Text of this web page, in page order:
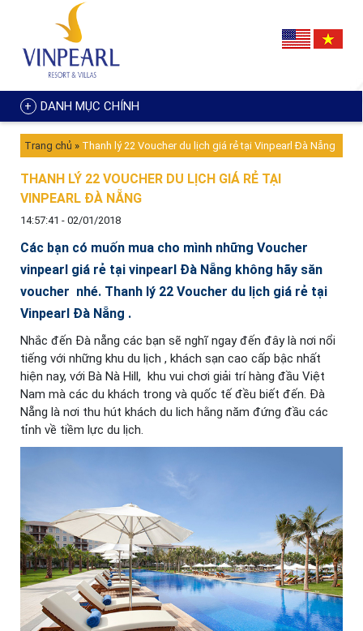
DANH MỤC CHÍNH
Trang chủ » Thanh lý 22 Voucher du lịch giá rẻ tại Vinpearl Đà Nẵng
THANH LÝ 22 VOUCHER DU LỊCH GIÁ RẺ TẠI
VINPEARL ĐÀ NẴNG
14:57:41 - 02/01/2018
Các bạn có muốn mua cho mình những Voucher
vinpearl giá rẻ tại vinpearl Đà Nẵng không hãy săn
voucher nhé. Thanh lý 22 Voucher du lịch giá rẻ tại
Vinpearl Đà Nẵng .
Nhắc đến Đà nẵng các bạn sẽ nghĩ ngay đến đây là nơi nổi
tiếng với những khu du lịch , khách sạn cao cấp bậc nhất
hiện nay, với Bà Nà Hill, khu vui chơi giải trí hàng đầu Việt
Nam mà các du khách trong và quốc tế đều biết đến. Đà
Nẵng là nơi thu hút khách du lich hằng năm đứng đầu các
tỉnh về tiềm lực du lịch.